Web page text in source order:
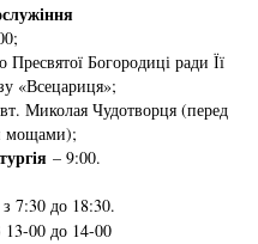
Богородиці ради Її
«Всецариця»;
Миколая Чудотворця (перед
мощами);
– 9:00.
з 7:30 до 18:30.
00 до 14-00